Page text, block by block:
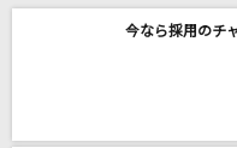
UNISON SQUARE GARDEN
今なら採用のチ